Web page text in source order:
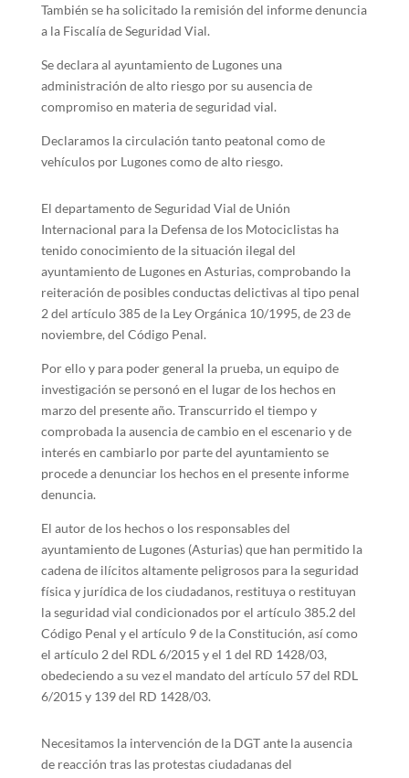
También se ha solicitado la remisión del informe denuncia
a la Fiscalía de Seguridad Vial.
Se declara al ayuntamiento de Lugones una
administración de alto riesgo por su ausencia de
compromiso en materia de seguridad vial.
Declaramos la circulación tanto peatonal como de
vehículos por Lugones como de alto riesgo.
El departamento de Seguridad Vial de Unión
Internacional para la Defensa de los Motociclistas ha
tenido conocimiento de la situación ilegal del
ayuntamiento de Lugones en Asturias, comprobando la
reiteración de posibles conductas delictivas al tipo penal
2 del artículo 385 de la Ley Orgánica 10/1995, de 23 de
noviembre, del Código Penal.
Por ello y para poder general la prueba, un equipo de
investigación se personó en el lugar de los hechos en
marzo del presente año. Transcurrido el tiempo y
comprobada la ausencia de cambio en el escenario y de
interés en cambiarlo por parte del ayuntamiento se
procede a denunciar los hechos en el presente informe
denuncia.
El autor de los hechos o los responsables del
ayuntamiento de Lugones (Asturias) que han permitido la
cadena de ilícitos altamente peligrosos para la seguridad
física y jurídica de los ciudadanos, restituya o restituyan
la seguridad vial condicionados por el artículo 385.2 del
Código Penal y el artículo 9 de la Constitución, así como
el artículo 2 del RDL 6/2015 y el 1 del RD 1428/03,
obedeciendo a su vez el mandato del artículo 57 del RDL
6/2015 y 139 del RD 1428/03.
Necesitamos la intervención de la DGT ante la ausencia
de reacción tras las protestas ciudadanas del